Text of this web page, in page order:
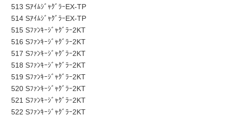
513 SｱｲﾑｼﾞｬｸﾞﾗｰEX-TP
514 SｱｲﾑｼﾞｬｸﾞﾗｰEX-TP
515 Sﾌｧﾝｷｰｼﾞｬｸﾞﾗｰ2KT
516 Sﾌｧﾝｷｰｼﾞｬｸﾞﾗｰ2KT
517 Sﾌｧﾝｷｰｼﾞｬｸﾞﾗｰ2KT
518 Sﾌｧﾝｷｰｼﾞｬｸﾞﾗｰ2KT
519 Sﾌｧﾝｷｰｼﾞｬｸﾞﾗｰ2KT
520 Sﾌｧﾝｷｰｼﾞｬｸﾞﾗｰ2KT
521 Sﾌｧﾝｷｰｼﾞｬｸﾞﾗｰ2KT
522 Sﾌｧﾝｷｰｼﾞｬｸﾞﾗｰ2KT